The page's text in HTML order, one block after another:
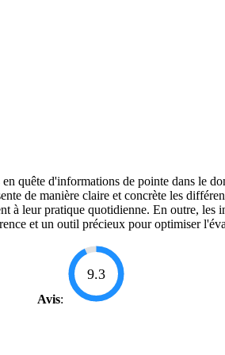
quête d'informations de pointe dans le
de manière claire et concrète les
à leur pratique quotidienne. En outre, les
et un outil précieux pour optimiser
Avis:
9.3